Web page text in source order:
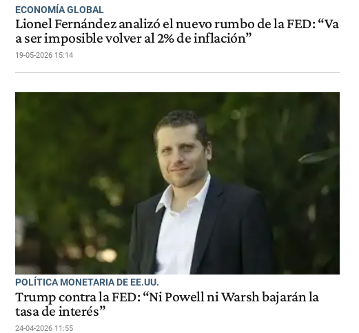
ECONOMÍA GLOBAL
Lionel Fernández analizó el nuevo rumbo de la FED: “Va
a ser imposible volver al 2% de inflación”
19-05-2026 15:14
POLÍTICA MONETARIA DE EE.UU.
Trump contra la FED: “Ni Powell ni Warsh bajarán la
tasa de interés”
24-04-2026 11:55